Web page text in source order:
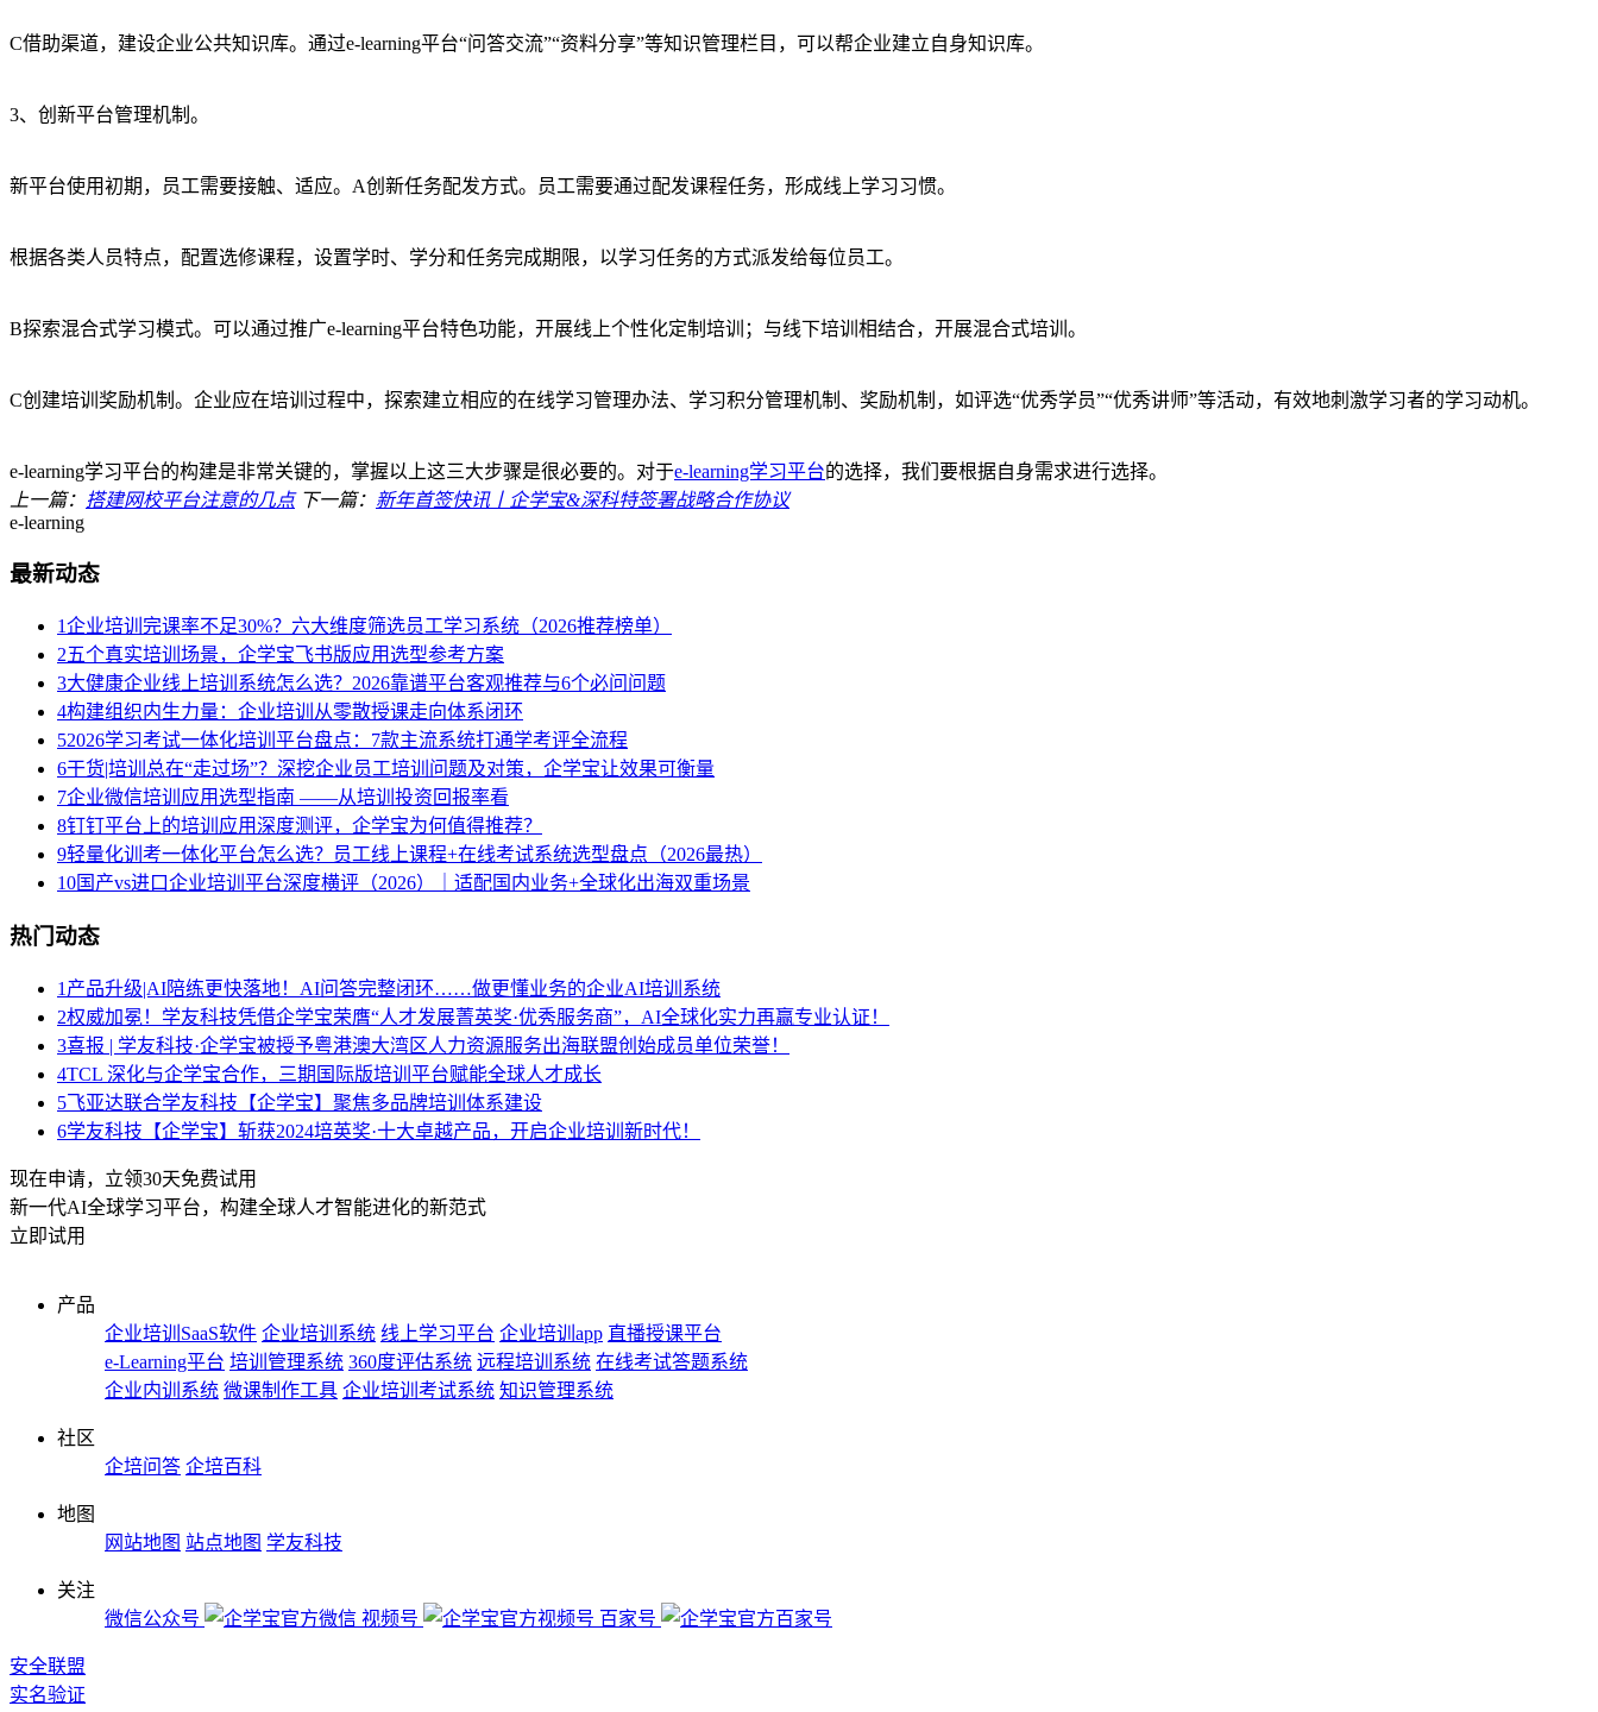
C借助渠道，建设企业公共知识库。通过e-learning平台“问答交流”“资料分享”等知识管理栏目，可以帮企业建立自身知识库。
3、创新平台管理机制。
新平台使用初期，员工需要接触、适应。A创新任务配发方式。员工需要通过配发课程任务，形成线上学习习惯。
根据各类人员特点，配置选修课程，设置学时、学分和任务完成期限，以学习任务的方式派发给每位员工。
B探索混合式学习模式。可以通过推广e-learning平台特色功能，开展线上个性化定制培训；与线下培训相结合，开展混合式培训。
C创建培训奖励机制。企业应在培训过程中，探索建立相应的在线学习管理办法、学习积分管理机制、奖励机制，如评选“优秀学员”“优秀讲师”等活动，有效地刺激学习者的学习动机。
e-learning学习平台的构建是非常关键的，掌握以上这三大步骤是很必要的。对于e-learning学习平台的选择，我们要根据自身需求进行选择。
上一篇： 搭建网校平台注意的几点 下一篇： 新年首签快讯丨企学宝&深科特签署战略合作协议
e-learning
最新动态
1企业培训完课率不足30%？六大维度筛选员工学习系统（2026推荐榜单）
2五个真实培训场景，企学宝飞书版应用选型参考方案
3大健康企业线上培训系统怎么选？2026靠谱平台客观推荐与6个必问问题
4构建组织内生力量：企业培训从零散授课走向体系闭环
52026学习考试一体化培训平台盘点：7款主流系统打通学考评全流程
6干货|培训总在“走过场”？深挖企业员工培训问题及对策，企学宝让效果可衡量
7企业微信培训应用选型指南 ——从培训投资回报率看
8钉钉平台上的培训应用深度测评，企学宝为何值得推荐？
9轻量化训考一体化平台怎么选？员工线上课程+在线考试系统选型盘点（2026最热）
10国产vs进口企业培训平台深度横评（2026）｜适配国内业务+全球化出海双重场景
热门动态
1 产品升级|AI陪练更快落地！AI问答完整闭环……做更懂业务的企业AI培训系统
2权威加冕！学友科技凭借企学宝荣膺“人才发展菁英奖·优秀服务商”，AI全球化实力再赢专业认证！
3喜报 | 学友科技·企学宝被授予粤港澳大湾区人力资源服务出海联盟创始成员单位荣誉！
4TCL 深化与企学宝合作，三期国际版培训平台赋能全球人才成长
5飞亚达联合学友科技【企学宝】聚焦多品牌培训体系建设
6学友科技【企学宝】斩获2024培英奖·十大卓越产品，开启企业培训新时代！
现在申请，立领30天免费试用
新一代AI全球学习平台，构建全球人才智能进化的新范式
立即试用
产品
企业培训SaaS软件 企业培训系统 线上学习平台 企业培训app 直播授课平台
e-Learning平台 培训管理系统 360度评估系统 远程培训系统 在线考试答题系统
企业内训系统 微课制作工具 企业培训考试系统 知识管理系统
社区
企培问答 企培百科
地图
网站地图 站点地图 学友科技
关注
微信公众号
视频号 百家号
安全联盟
实名验证